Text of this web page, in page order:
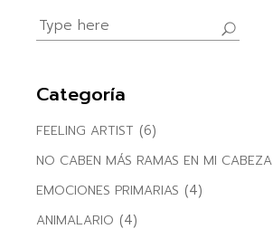
Search
for:
Categoría
FEELING ARTIST (6)
NO CABEN MÁS RAMAS EN MI CABEZA
EMOCIONES PRIMARIAS (4)
ANIMALARIO (4)